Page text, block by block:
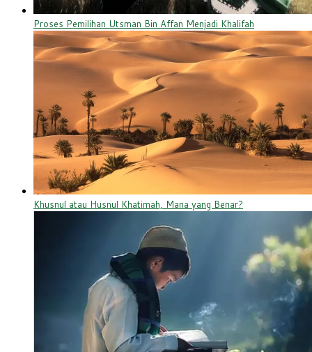
Proses Pemilihan Utsman Bin Affan Menjadi Khalifah
Khusnul atau Husnul Khatimah, Mana yang Benar?